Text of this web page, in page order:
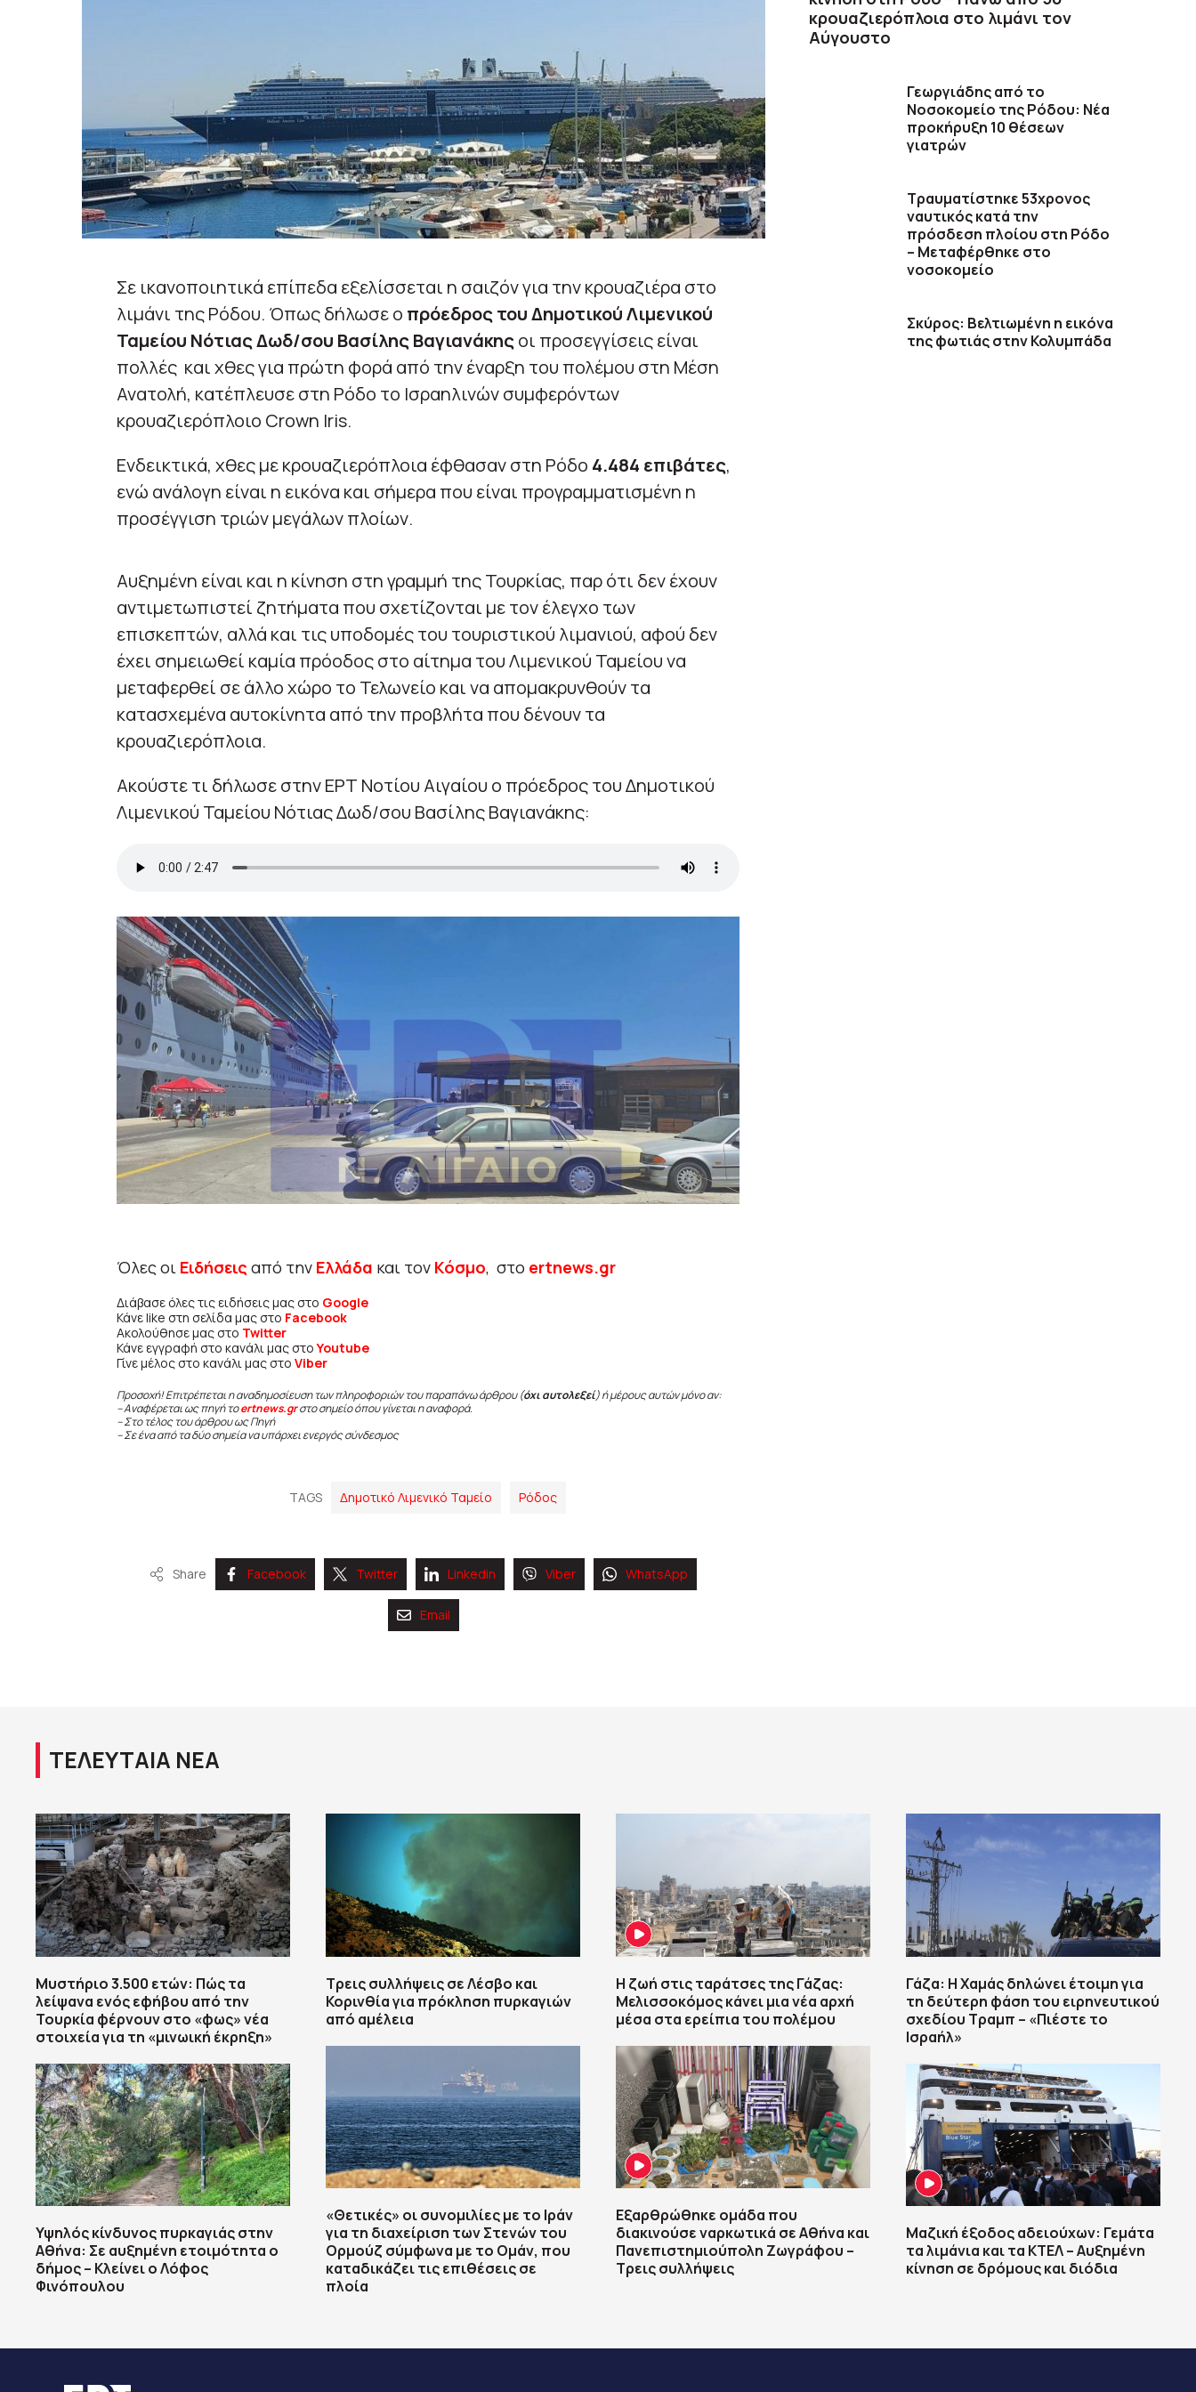
Σε ικανοποιητικά επίπεδα εξελίσσεται η σαιζόν για την κρουαζιέρα στο
λιμάνι της Ρόδου. Όπως δήλωσε ο πρόεδρος του Δημοτικού Λιμενικού
Ταμείου Νότιας Δωδ/σου Βασίλης Βαγιανάκηςοι προσεγγίσεις είναι
πολλές και χθες για πρώτη φορά από την έναρξη του πολέμου στη Μέση
Ανατολή, κατέπλευσε στη Ρόδο το Ισραηλινών συμφερόντων
κρουαζιερόπλοιο Crown Iris.
Ενδεικτικά, χθες με κρουαζιερόπλοια έφθασαν στη Ρόδο 4.484 επιβάτες,
ενώ ανάλογη είναι η εικόνα και σήμερα που είναι προγραμματισμένη η
προσέγγιση τριών μεγάλων πλοίων.
Αυξημένη είναι και η κίνηση στη γραμμή της Τουρκίας, παρ ότι δεν έχουν
αντιμετωπιστεί ζητήματα που σχετίζονται με τον έλεγχο των
επισκεπτών, αλλά και τις υποδομές του τουριστικού λιμανιού, αφού δεν
έχει σημειωθεί καμία πρόοδος στο αίτημα του Λιμενικού Ταμείου να
μεταφερθεί σε άλλο χώρο το Τελωνείο και να απομακρυνθούν τα
κατασχεμένα αυτοκίνητα από την προβλήτα που δένουν τα
κρουαζιερόπλοια.
Ακούστε τι δήλωσε στην ΕΡΤ Νοτίου Αιγαίου ο πρόεδρος του Δημοτικού
Λιμενικού Ταμείου Νότιας Δωδ/σου Βασίλης Βαγιανάκης:
Όλες οι Ειδήσεις από την Ελλάδα και τον Κόσμο, στο ertnews.gr
Διάβασε όλες τις ειδήσεις μας στο Google
Κάνε like στη σελίδα μας στο Facebook
Ακολούθησε μας στο Twitter
Κάνε εγγραφή στο κανάλι μας στοYoutube
Γίνε μέλος στο κανάλι μας στο Viber
Προσοχή! Επιτρέπεται η αναδημοσίευση των πληροφοριών του παραπάνω άρθρου (όχι αυτολεξεί) ή μέρους αυτών μόνο αν:
– Αναφέρεται ως πηγή τοertnews.gr στο σημείο όπου γίνεται η αναφορά.
– Στο τέλος του άρθρου ως Πηγή
– Σε ένα από τα δύο σημεία να υπάρχει ενεργός σύνδεσμος
TAGS Δημοτικό Λιμενικό Ταμείο Ρόδος
Share Facebook Twitter Linkedin Viber WhatsApp
Email
κρουαζιερόπλοια στο λιμάνι τον
Αύγουστο
Γεωργιάδης από το
Νοσοκομείο της Ρόδου: Νέα
προκήρυξη 10 θέσεων
γιατρών
Τραυματίστηκε 53χρονος
ναυτικός κατά την
πρόσδεση πλοίου στη Ρόδο
– Μεταφέρθηκε στο
νοσοκομείο
Σκύρος: Βελτιωμένη η εικόνα
της φωτιάς στην Κολυμπάδα
ΤΕΛΕΥΤΑΙΑ ΝΕΑ
Μυστήριο 3.500 ετών: Πώς τα
λείψανα ενός εφήβου από την
Τουρκία φέρνουν στο «φως» νέα
στοιχεία για τη «μινωική έκρηξη»
Υψηλός κίνδυνος πυρκαγιάς στην
Αθήνα: Σε αυξημένη ετοιμότητα ο
δήμος – Κλείνει ο Λόφος
Φινόπουλου
Τρεις συλλήψεις σε Λέσβο και
Κορινθία για πρόκληση πυρκαγιών
από αμέλεια
«Θετικές» οι συνομιλίες με το Ιράν
για τη διαχείριση των Στενών του
Ορμούζ σύμφωνα με το Ομάν, που
καταδικάζει τις επιθέσεις σε
πλοία
Η ζωή στις ταράτσες της Γάζας:
Μελισσοκόμος κάνει μια νέα αρχή
μέσα στα ερείπια του πολέμου
Εξαρθρώθηκε ομάδα που
διακινούσε ναρκωτικά σε Αθήνα και
Πανεπιστημιούπολη Ζωγράφου –
Τρεις συλλήψεις
Γάζα: Η Χαμάς δηλώνει έτοιμη για
τη δεύτερη φάση του ειρηνευτικού
σχεδίου Τραμπ – «Πιέστε το
Ισραήλ»
Μαζική έξοδος αδειούχων: Γεμάτα
τα λιμάνια και τα ΚΤΕΛ – Αυξημένη
κίνηση σε δρόμους και διόδια